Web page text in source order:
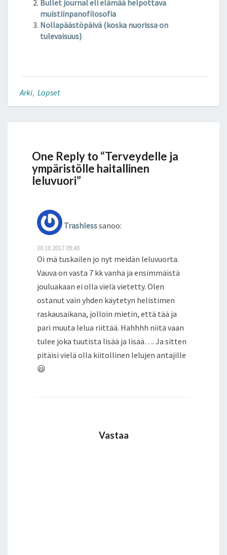
n
o
k
Bullet journal eli elämää helpottava
muistiinpanofilosofia
Nollapäästöpäivä (koska nuorissa on
tulevaisuus)
Arki, Lapset
One Reply to “Terveydelle ja
ympäristölle haitallinen
leluvuori”
Trashlesssanoo:
30.10.2017 09:40
Oi mä tuskailen jo nyt meidän leluvuorta.
Vauva on vasta 7 kk vanha ja ensimmäistä
jouluakaan ei olla vielä vietetty. Olen
ostanut vain yhden käytetyn helistimen
raskausaikana, jolloin mietin, että tää ja
pari muuta lelua riittää. Hahhhh niitä vaan
tulee joka tuutista lisää ja lisää…. Ja sitten
pitäisi vielä olla kiitollinen lelujen antajille
😃
Vastaa